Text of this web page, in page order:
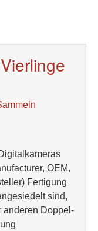
OEM,
Fertigung
sind,
anderen Doppel-